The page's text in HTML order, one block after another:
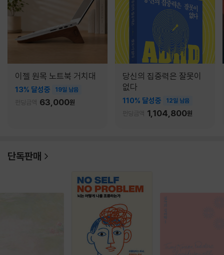
이젤 원목 노트북 거치대
13% 달성중 19일 남음
펀딩금액 63,000원
당신의 집중력은 잘못이
없다
110% 달성중 12일 남음
펀딩금액 1,104,800원
단독판매